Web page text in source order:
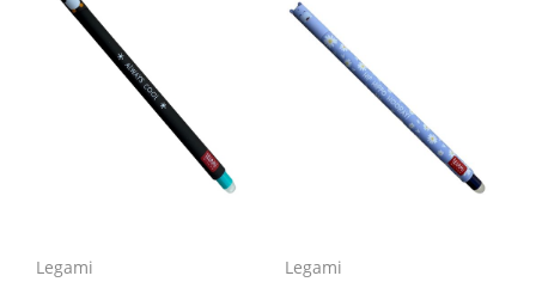
Legami
Legami